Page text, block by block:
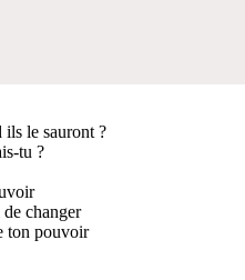
ils le sauront ?
tu ?
changer
ton pouvoir